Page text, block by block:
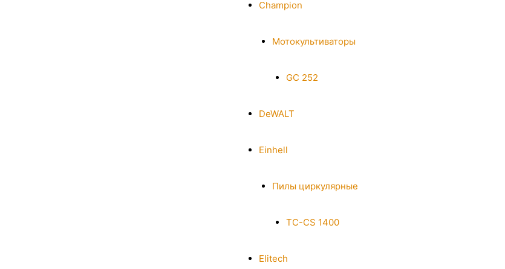
Champion
Мотокультиваторы
GC 252
DeWALT
Einhell
Пилы циркулярные
TC-CS 1400
Elitech